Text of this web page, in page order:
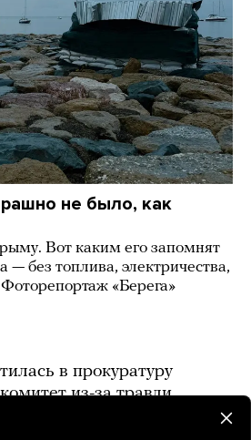
не было, как
Вот каким его запомнят
— без топлива, электричества,
«Берега»
в прокуратуру
из-за травли
о Колобке. Возбуждено